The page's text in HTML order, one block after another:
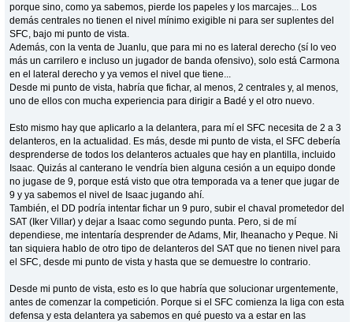
porque sino, como ya sabemos, pierde los papeles y los marcajes... Los
demás centrales no tienen el nivel mínimo exigible ni para ser suplentes del
SFC, bajo mi punto de vista.
Además, con la venta de Juanlu, que para mi no es lateral derecho (sí lo veo
más un carrilero e incluso un jugador de banda ofensivo), solo está Carmona
en el lateral derecho y ya vemos el nivel que tiene...
Desde mi punto de vista, habría que fichar, al menos, 2 centrales y, al menos,
uno de ellos con mucha experiencia para dirigir a Badé y el otro nuevo.
Esto mismo hay que aplicarlo a la delantera, para mí el SFC necesita de 2 a 3
delanteros, en la actualidad. Es más, desde mi punto de vista, el SFC debería
desprenderse de todos los delanteros actuales que hay en plantilla, incluido
Isaac. Quizás al canterano le vendría bien alguna cesión a un equipo donde
no jugase de 9, porque está visto que otra temporada va a tener que jugar de
9 y ya sabemos el nivel de Isaac jugando ahí.
También, el DD podría intentar fichar un 9 puro, subir el chaval prometedor del
SAT (Iker Villar) y dejar a Isaac como segundo punta. Pero, si de mí
dependiese, me intentaría desprender de Adams, Mir, Iheanacho y Peque. Ni
tan siquiera hablo de otro tipo de delanteros del SAT que no tienen nivel para
el SFC, desde mi punto de vista y hasta que se demuestre lo contrario.
Desde mi punto de vista, esto es lo que habría que solucionar urgentemente,
antes de comenzar la competición. Porque si el SFC comienza la liga con esta
defensa y esta delantera ya sabemos en qué puesto va a estar en las